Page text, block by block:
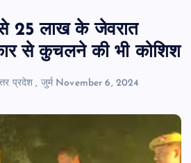
से 25 लाख के जेवरात
से कुचलने की भी कोशिश
प्रदेश , जुर्म November 6, 2024